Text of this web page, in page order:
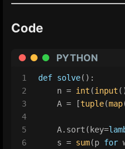
Code
PYTHON
1
2
3
4
5
6
def solve():
    n =
int (input
    A = [
tuple(map
    A.sort(key=
    s =
sum(p for